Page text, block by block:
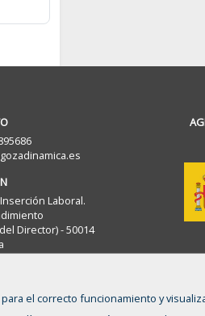
Laboral.
Director) - 50014
el correcto funcionamiento y